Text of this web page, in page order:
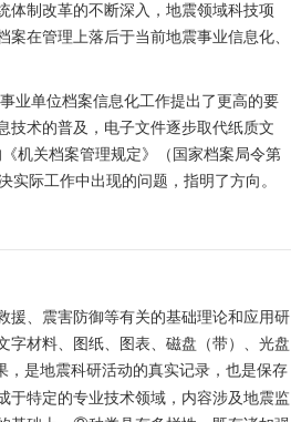
体制改革的不断深入，地震领域科技项
在管理上落后于当前地震事业信息化、
业单位档案信息化工作提出了更高的要
技术的普及，电子文件逐步取代纸质文
机关档案管理规定》（国家档案局令第
际工作中出现的问题，指明了方向。
援、震害防御等有关的基础理论和应用研
字材料、图纸、图表、磁盘（带）、光盘
，是地震科研活动的真实记录，也是保存
特定的专业技术领域，内容涉及地震监